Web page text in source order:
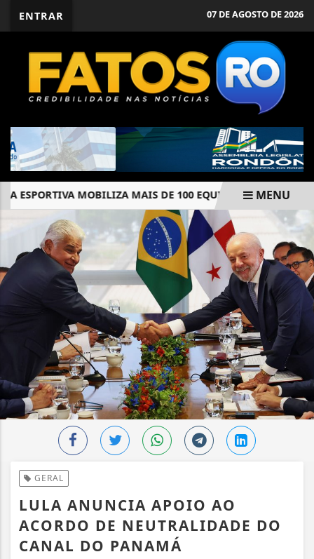
ENTRAR 07 DE AGOSTO DE 2026
ESPORTIVA MOBILIZA MAIS DE 100 EQUIPES E FORTALECE
EM ALTA
MENU
GERAL
LULA ANUNCIA APOIO AO
ACORDO DE NEUTRALIDADE DO
CANAL DO PANAMÁ